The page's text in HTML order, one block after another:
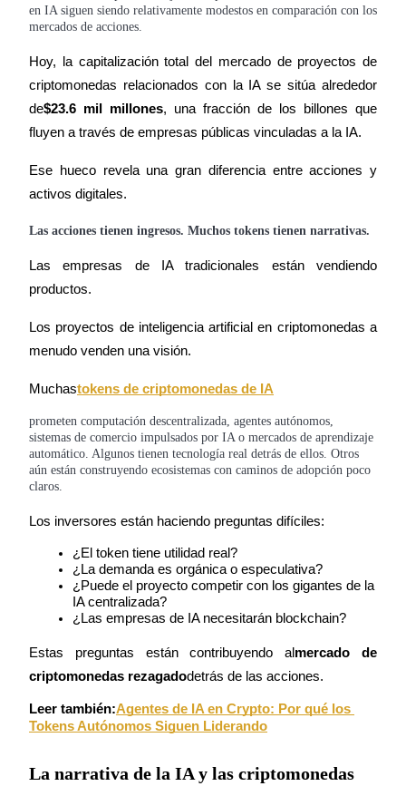
Inversión automática
Obtenga ganancias a largo plazo e intereses flexibles
Obtenga más información sobre cómo obtener ingresos pasivos
Bitrue Partners
Afiliados de Bitrue
en IA siguen siendo relativamente modestos en comparación con los
mercados de acciones.
Hoy, la capitalización total del mercado de proyectos de
criptomonedas relacionados con la IA se sitúa alrededor
de$23.6 mil millones, una fracción de los billones que
fluyen a través de empresas públicas vinculadas a la IA.
Ese hueco revela una gran diferencia entre acciones y
activos digitales.
Las acciones tienen ingresos. Muchos tokens tienen narrativas.
Las empresas de IA tradicionales están vendiendo
productos.
Los proyectos de inteligencia artificial en criptomonedas a
menudo venden una visión.
Muchastokens de criptomonedas de IA
prometen computación descentralizada, agentes autónomos,
sistemas de comercio impulsados por IA o mercados de aprendizaje
automático. Algunos tienen tecnología real detrás de ellos. Otros
aún están construyendo ecosistemas con caminos de adopción poco
claros.
Los inversores están haciendo preguntas difíciles:
¿El token tiene utilidad real?
¿La demanda es orgánica o especulativa?
¿Puede el proyecto competir con los gigantes de la
IA centralizada?
¿Las empresas de IA necesitarán blockchain?
Estas preguntas están contribuyendo al mercado de
criptomonedas rezagadodetrás de las acciones.
Leer también:Agentes de IA en Crypto: Por qué los
Tokens Autónomos Siguen Liderando
La narrativa de la IA y las criptomonedas